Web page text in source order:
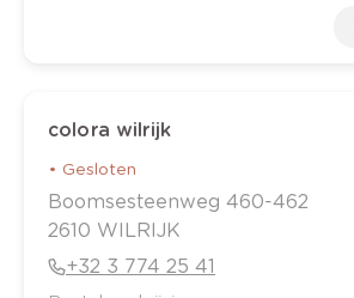
colora wilrijk
• Gesloten
Boomsesteenweg 460-462
2610 WILRIJK
+32 3 774 25 41